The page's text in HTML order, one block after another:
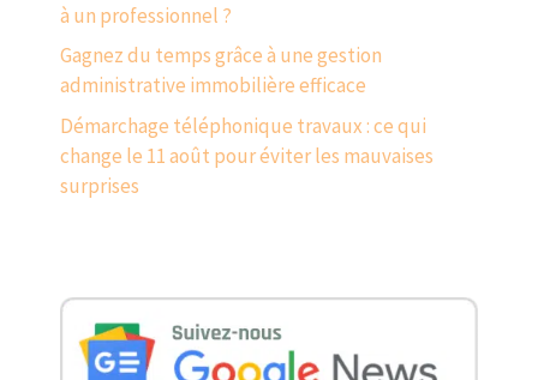
à un professionnel ?
Gagnez du temps grâce à une gestion
administrative immobilière efficace
Démarchage téléphonique travaux : ce qui
change le 11 août pour éviter les mauvaises
surprises